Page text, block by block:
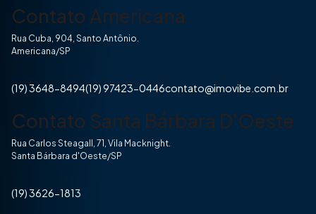
Contato Americana
Rua Cuba, 904, Santo Antônio.
Americana/SP
(19) 3648-8494(19) 97423-0446contato@imovibe.com.br
Contato Santa Bárbara D'Oeste
Rua Carlos Steagall, 71, Vila Macknight.
Santa Bárbara d'Oeste/SP
(19) 3626-1813